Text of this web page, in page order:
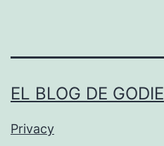
k
t
EL BLOG DE GODIE
Privacy